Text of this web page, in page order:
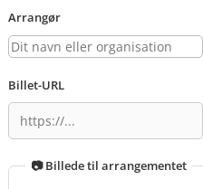
Arrangør
Billet-URL
📷 Billede til arrangementet